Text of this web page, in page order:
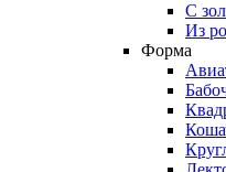
С
Из
Форма